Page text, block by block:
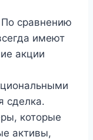
По сравнению
имеют
акции
сделка.
которые
активы,